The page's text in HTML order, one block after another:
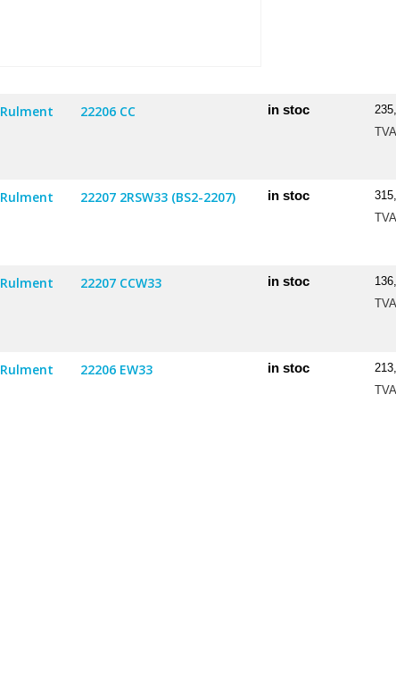
Rulment 22206 CC in stoc
TVA
Rulment 22207 2RSW33 (BS2-2207) in stoc
TVA
Rulment 22207 CCW33 in stoc
TVA
Rulment 22206 EW33 in stoc
TVA